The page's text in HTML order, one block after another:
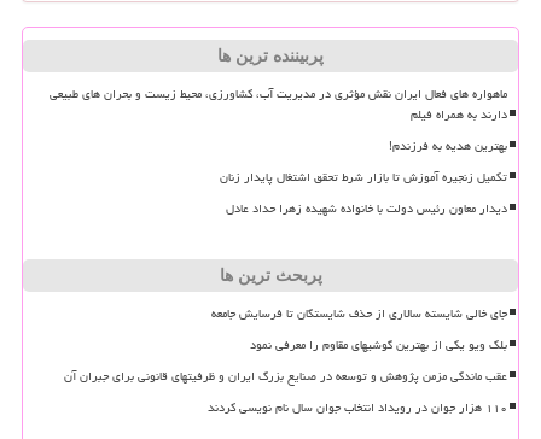
پربیننده ترین ها
ماهواره های فعال ایران نقش مؤثری در مدیریت آب، کشاورزی، محیط زیست و بحران های طبیعی
دارند به همراه فیلم
بهترین هدیه به فرزندم!
تکمیل زنجیره آموزش تا بازار شرط تحقق اشتغال پایدار زنان
دیدار معاون رئیس دولت با خانواده شهیده زهرا حداد عادل
پربحث ترین ها
جای خالی شایسته سالاری از حذف شایستگان تا فرسایش جامعه
بلک ویو یکی از بهترین گوشیهای مقاوم را معرفی نمود
عقب ماندگی مزمن پژوهش و توسعه در صنایع بزرگ ایران و ظرفیتهای قانونی برای جبران آن
۱۱۰ هزار جوان در رویداد انتخاب جوان سال نام نویسی کردند